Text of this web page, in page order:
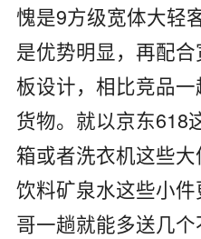
愧是9方级宽体大轻
是优势明显，再配
板设计，相比竞品
货物。就以京东618
箱或者洗衣机这些
饮料矿泉水这些小
哥一趟就能多送几